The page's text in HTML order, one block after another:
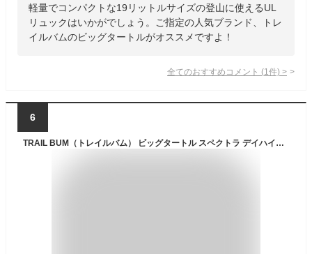
軽量でコンパクトな19リットルサイズの登山に使えるUL
リュックはいかがでしょう。ご指定の人気ブランド、トレ
イルバムのビッグタートルがオススメですよ！
全てのおすすめコメント (1 件) >
6
TRAIL BUM（トレイルバム） ビッグタートル スペクトラ デイハイクバックパック / リュック デイパック トレッキング アウトドア 軽量 メンズ BIG TURTLE SPECTRA